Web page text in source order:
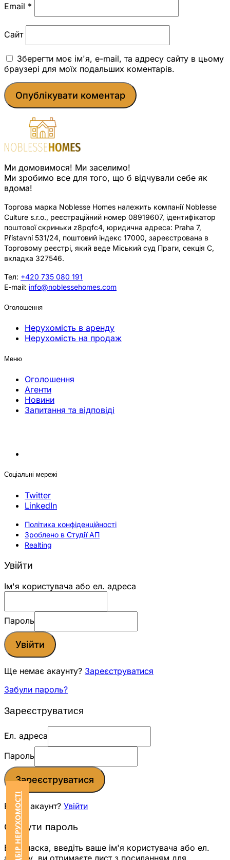
Email *
Сайт
Зберегти моє ім'я, e-mail, та адресу сайту в цьому
браузері для моїх подальших коментарів.
Ми домовимося! Ми заселимо!
Ми зробимо все для того, що б відчували себе як
вдома!
Торгова марка Noblesse Homes належить компанії Noblesse
Culture s.r.o., реєстраційний номер 08919607, ідентифікатор
поштової скриньки z8pqfc4, юридична адреса: Praha 7,
Přístavní 531/24, поштовий індекс 17000, зареєстрована в
Торговому реєстрі, який веде Міський суд Праги, секція C,
вкладка 327546.
Тел: +420 735 080 191
E-mail: info@noblessehomes.com
Оголошення
Нерухомість в аренду
Нерухомість на продаж
Меню
Оголошення
Агенти
Новини
Запитання та відповіді
Соціальні мережі
Twitter
LinkedIn
Політика конфіденційності
Зроблено в Студії АП
Realting
Увійти
Ім'я користувача або ел. адреса
Пароль
Увійти
Ще немає акаунту? Зареєструватися
Забули пароль?
Зареєструватися
Ел. адреса
Пароль
Зареєструватися
Вже є акаунт? Увійти
Скинути пароль
Будь ласка, введіть ваше ім'я користувача або ел.
адресу, ви отримаєте лист з посиланням для